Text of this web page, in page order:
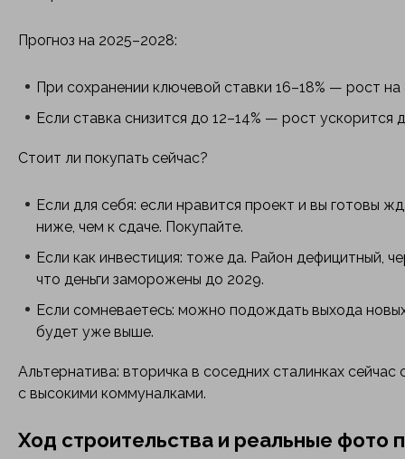
Прогноз на 2025–2028:
При сохранении ключевой ставки 16–18% — рост на
Если ставка снизится до 12–14% — рост ускорится
Стоит ли покупать сейчас?
Если для себя: если нравится проект и вы готовы
ниже, чем к сдаче. Покупайте.
Если как инвестиция: тоже да. Район дефицитный,
что деньги заморожены до 2029.
Если сомневаетесь: можно подождать выхода
будет уже выше.
Альтернатива: вторичка в соседних сталинках
с высокими коммуналками.
Ход строительства и реальные фото